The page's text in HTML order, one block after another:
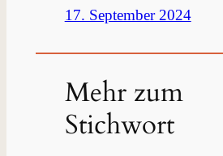
17. September 2024
Mehr zum
Stichwort